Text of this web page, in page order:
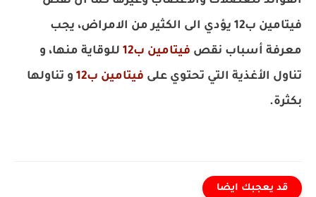
فيتامين ب12 يؤدي الى الكثير من الامراض، يجب
معرفة أسباب نقص فيتامين ب12
للوقاية منها، و
تناول الأغذية التي تحتوي على فيتامين ب12
و تناولها
بكثرة.
قد يعجبك ايضا